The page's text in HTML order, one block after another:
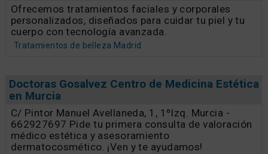
Ofrecemos tratamientos faciales y corporales
personalizados, diseñados para cuidar tu piel y tu
cuerpo con tecnología avanzada.
Tratamientos de belleza Madrid
Doctoras Gosalvez Centro de Medicina Estética
en Murcia
C/ Pintor Manuel Avellaneda, 1, 1ºIzq. Murcia -
662927697 Pide tu primera consulta de valoración
médico estética y asesoramiento
dermatocosmético. ¡Ven y te ayudamos!